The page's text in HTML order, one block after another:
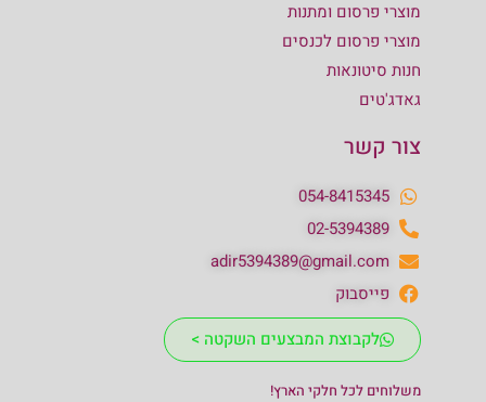
מוצרי פרסום ומתנות
מוצרי פרסום לכנסים
חנות סיטונאות
גאדג'טים
צור קשר
054-8415345
02-5394389
adir5394389@gmail.com
פייסבוק
לקבוצת המבצעים השקטה >
משלוחים לכל חלקי הארץ!